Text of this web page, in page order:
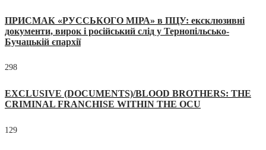
ПРИСМАК «РУССЬКОГО МІРА» в ПЦУ: ексклюзивні
документи, вирок і російський слід у Тернопільсько-
Бучацькій єпархії
298
EXCLUSIVE (DOCUMENTS)/BLOOD BROTHERS: THE
CRIMINAL FRANCHISE WITHIN THE OCU
129